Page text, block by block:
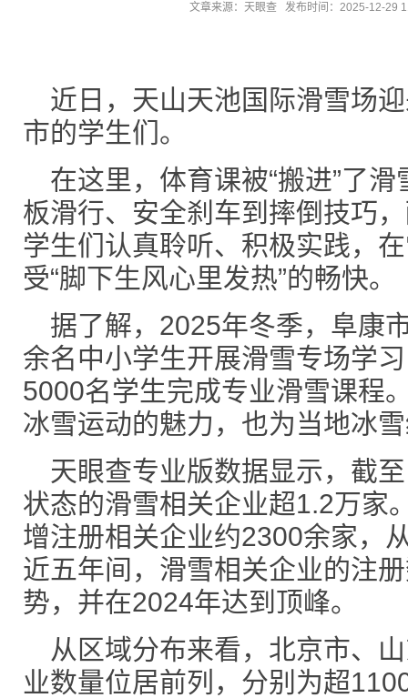
文章来源：天眼查 发布时间：2025-12-29
近日，天山天池国际滑雪场
市的学生们。
在这里，体育课被“搬进”了
板滑行、安全刹车到摔倒技巧
学生们认真聆听、积极实践，
受“脚下生风心里发热”的畅快。
据了解，2025年冬季，阜康
余名中小学生开展滑雪专场学
5000名学生完成专业滑雪课程
冰雪运动的魅力，也为当地冰
天眼查专业版数据显示，截
状态的滑雪相关企业超1.2万家
增注册相关企业约2300余家，
近五年间，滑雪相关企业的注
势，并在2024年达到顶峰。
从区域分布来看，北京市、
业数量位居前列，分别为超